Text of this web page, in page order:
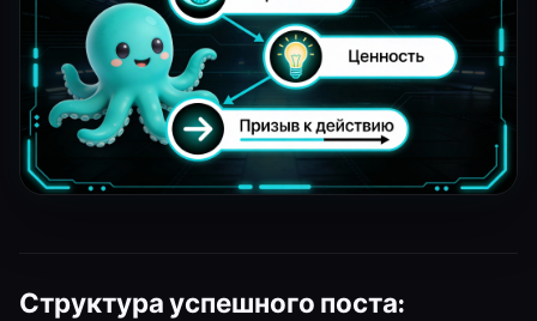
Структура успешного поста: